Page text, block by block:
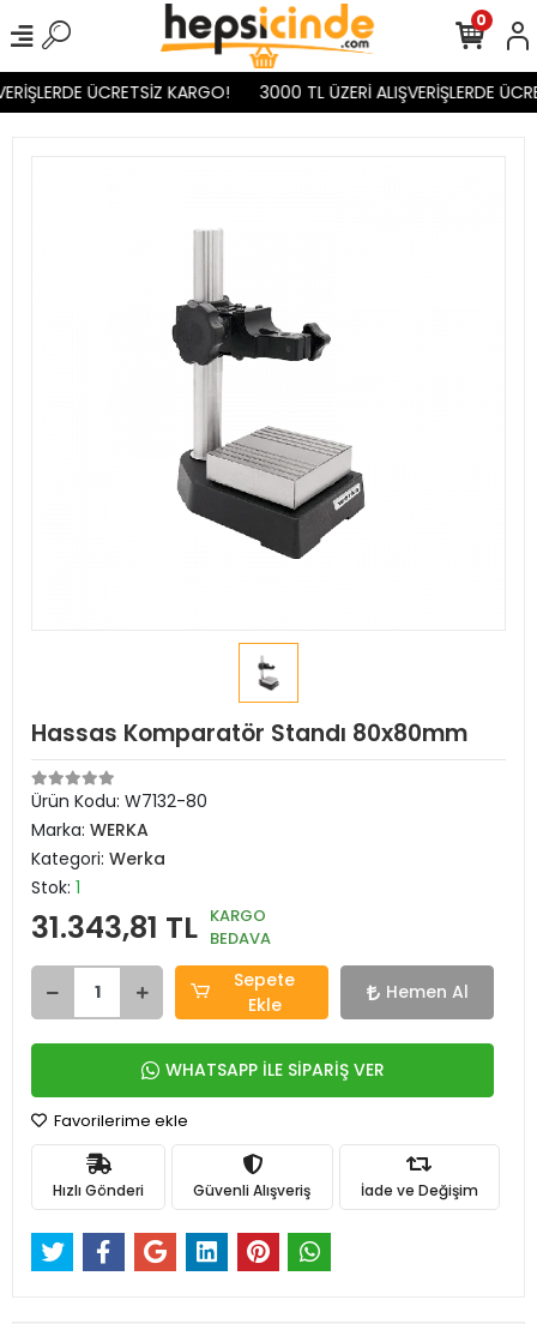
ÜCRETSİZ KARGO! 3000 TL ÜZERİ ALIŞVERİŞLERDE
0
Hassas Komparatör Standı 80x80mm
Ürün Kodu: W7132-80
Marka: WERKA
Kategori: Werka
Stok: 1
31.343,81 TL KARGO
BEDAVA
Sepete
Ekle
Hemen Al
WHATSAPP İLE SİPARİŞ VER
Favorilerime ekle
Hızlı Gönderi Güvenli Alışveriş İade ve Değişim